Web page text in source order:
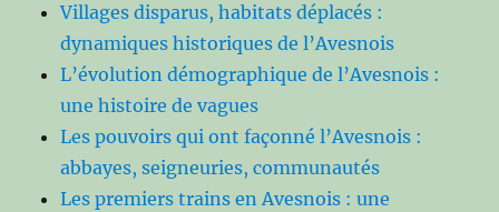
Villages disparus, habitats déplacés :
dynamiques historiques de l’Avesnois
L’évolution démographique de l’Avesnois :
une histoire de vagues
Les pouvoirs qui ont façonné l’Avesnois :
abbayes, seigneuries, communautés
Les premiers trains en Avesnois : une